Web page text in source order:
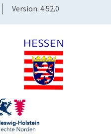
Version: 4.52.0